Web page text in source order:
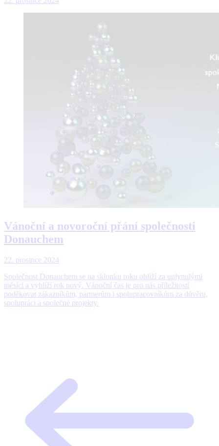
Vánoční a novoroční přání společnosti
Donauchem
22. prosince 2024
Společnost Donauchem se na sklonku roku ohlíží za uplynulými
měsíci a vyhlíží rok nový. Vánoční čas je pro nás příležitostí
poděkovat zákazníkům, partnerům i spolupracovníkům za důvěru,
spolupráci a společné projekty.